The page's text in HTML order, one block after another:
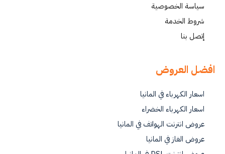
سياسة الخصوصية
شروط الخدمة
إتصل بنا
افضل العروض
اسعار الكهرباء في المانيا
اسعار الكهرباء الخضراء
عروض انترنت الهواتف في المانيا
عروض الغاز في المانيا